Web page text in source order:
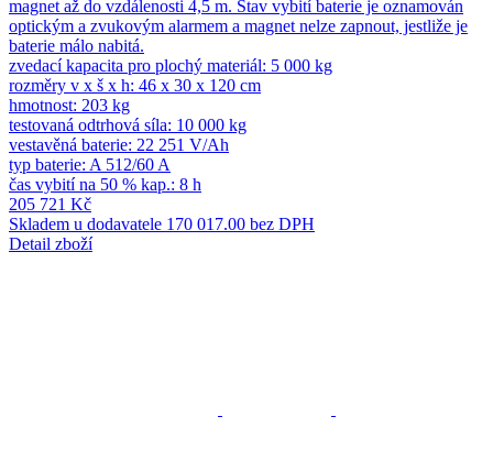
magnet až do vzdálenosti 4,5 m. Stav vybití baterie je oznamován
optickým a zvukovým alarmem a magnet nelze zapnout, jestliže je
baterie málo nabitá.
zvedací kapacita pro plochý materiál: 5 000 kg
rozměry v x š x h: 46 x 30 x 120 cm
hmotnost: 203 kg
testovaná odtrhová síla: 10 000 kg
vestavěná baterie: 22 251 V/Ah
typ baterie: A 512/60 A
čas vybití na 50 % kap.: 8 h
205 721 Kč
Skladem u dodavatele 170 017.00 bez DPH
Detail zboží